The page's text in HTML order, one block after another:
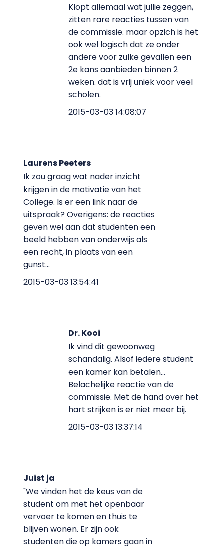
Klopt allemaal wat jullie zeggen,
zitten rare reacties tussen van
de commissie. maar opzich is het
ook wel logisch dat ze onder
andere voor zulke gevallen een
2e kans aanbieden binnen 2
weken. dat is vrij uniek voor veel
scholen.
2015-03-03 14:08:07
Laurens Peeters
Ik zou graag wat nader inzicht
krijgen in de motivatie van het
College. Is er een link naar de
uitspraak? Overigens: de reacties
geven wel aan dat studenten een
beeld hebben van onderwijs als
een recht, in plaats van een
gunst...
2015-03-03 13:54:41
Dr. Kooi
Ik vind dit gewoonweg
schandalig. Alsof iedere student
een kamer kan betalen...
Belachelijke reactie van de
commissie. Met de hand over het
hart strijken is er niet meer bij.
2015-03-03 13:37:14
Juist ja
"We vinden het de keus van de
student om met het openbaar
vervoer te komen en thuis te
blijven wonen. Er zijn ook
studenten die op kamers gaan in